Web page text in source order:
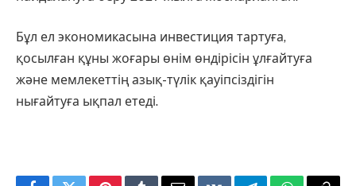
Бұл ел экономикасына инвестиция тартуға,
қосылған құны жоғары өнім өндірісін ұлғайтуға
және мемлекеттің азық-түлік қауіпсіздігін
нығайтуға ықпал етеді.